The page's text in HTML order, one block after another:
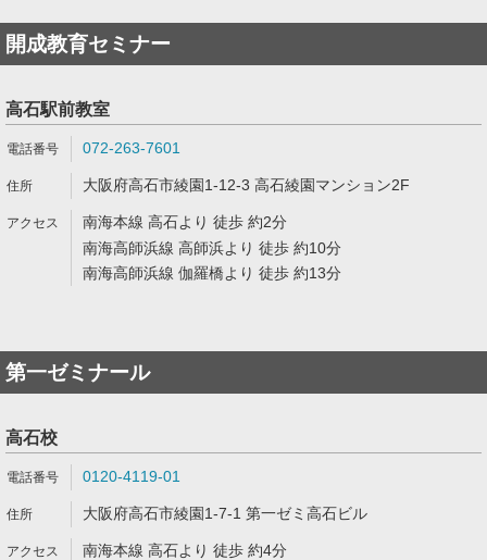
開成教育セミナー
高石駅前教室
072-263-7601
大阪府高石市綾園1-12-3 高石綾園マンション2F
南海本線 高石より 徒歩 約2分
南海高師浜線 高師浜より 徒歩 約10分
南海高師浜線 伽羅橋より 徒歩 約13分
第一ゼミナール
高石校
0120-4119-01
大阪府高石市綾園1-7-1 第一ゼミ高石ビル
南海本線 高石より 徒歩 約4分